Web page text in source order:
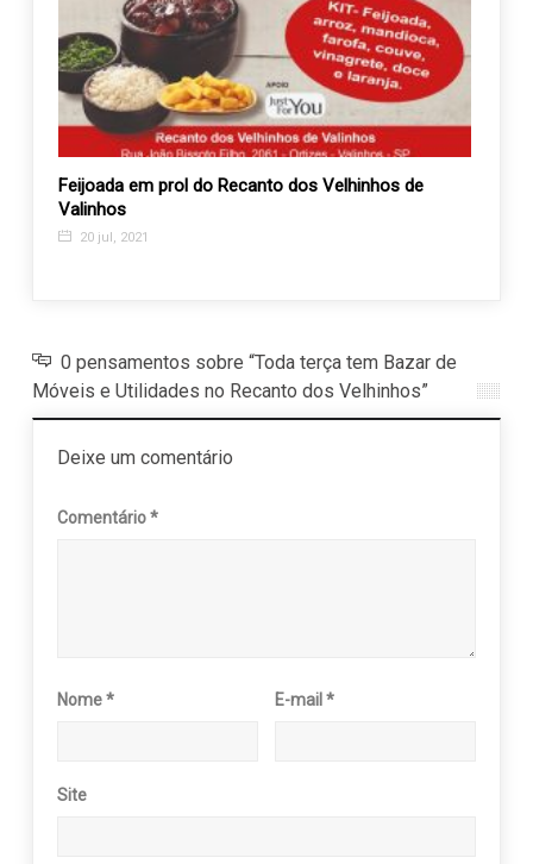
Feijoada em prol do Recanto dos Velhinhos de
Valinhos
20 jul, 2021
0 pensamentos sobre “Toda terça tem Bazar de
Móveis e Utilidades no Recanto dos Velhinhos”
Deixe um comentário
Comentário*
Nome* E-mail*
Site